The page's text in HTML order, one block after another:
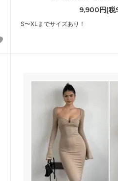
9,900円(税
S〜XLまでサイズあり！